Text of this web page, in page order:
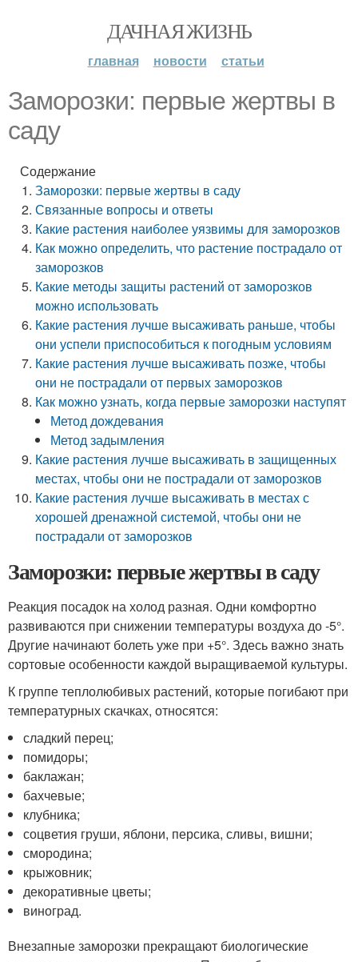
ДАЧНАЯ ЖИЗНЬ
главная новости статьи
Заморозки: первые жертвы в
саду
Содержание
Заморозки: первые жертвы в саду
Связанные вопросы и ответы
Какие растения наиболее уязвимы для заморозков
Как можно определить, что растение пострадало от
заморозков
Какие методы защиты растений от заморозков
можно использовать
Какие растения лучше высаживать раньше, чтобы
они успели приспособиться к погодным условиям
Какие растения лучше высаживать позже, чтобы
они не пострадали от первых заморозков
Как можно узнать, когда первые заморозки наступят
Метод дождевания
Метод задымления
Какие растения лучше высаживать в защищенных
местах, чтобы они не пострадали от заморозков
Какие растения лучше высаживать в местах с
хорошей дренажной системой, чтобы они не
пострадали от заморозков
Заморозки: первые жертвы в саду
Реакция посадок на холод разная. Одни комфортно
развиваются при снижении температуры воздуха до -5°.
Другие начинают болеть уже при +5°. Здесь важно знать
сортовые особенности каждой выращиваемой культуры.
К группе теплолюбивых растений, которые погибают при
температурных скачках, относятся:
сладкий перец;
помидоры;
баклажан;
бахчевые;
клубника;
соцветия груши, яблони, персика, сливы, вишни;
смородина;
крыжовник;
декоративные цветы;
виноград.
Внезапные заморозки прекращают биологические